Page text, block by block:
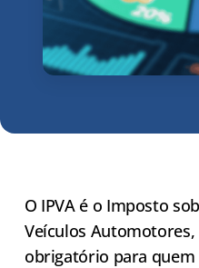
O IPVA é o Imposto
Veículos
obrigatório para